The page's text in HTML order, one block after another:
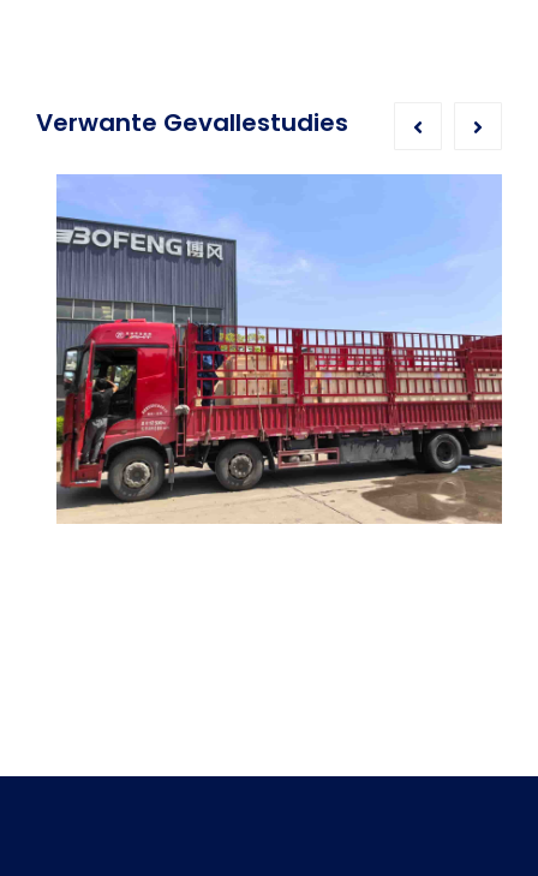
Verwante Gevallestudies